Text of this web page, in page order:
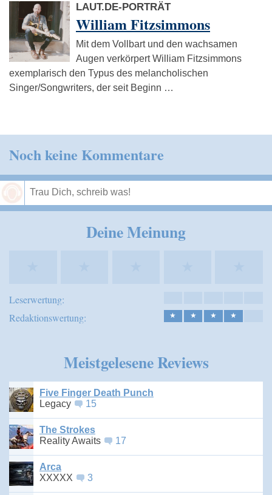
LAUT.DE-PORTRÄT
William Fitzsimmons
Mit dem Vollbart und den wachsamen
Augen verkörpert William Fitzsimmons
exemplarisch den Typus des melancholischen
Singer/Songwriters, der seit Beginn …
Noch keine Kommentare
Deine Meinung
Leserwertung:
Redaktionswertung:
★ ★ ★ ★
Meistgelesene Reviews
Five Finger Death Punch
Legacy
15
The Strokes
Reality Awaits
17
Arca
XXXXX
3